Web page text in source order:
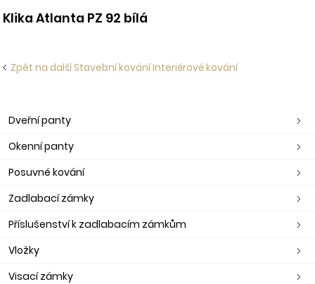
Klika Atlanta PZ 92 bílá
Zpět na další Stavební kování Interiérové kování
Dveřní panty
Okenní panty
Posuvné kování
Zadlabací zámky
Příslušenství k zadlabacím zámkům
Vložky
Visací zámky